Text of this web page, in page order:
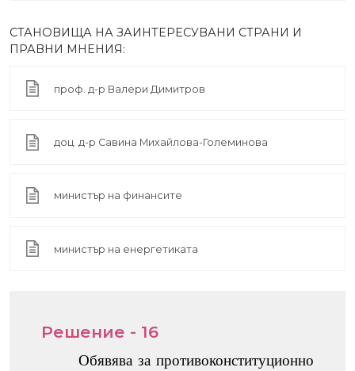
СТАНОВИЩА НА ЗАИНТЕРЕСУВАНИ СТРАНИ И
ПРАВНИ МНЕНИЯ:
проф. д-р Валери Димитров
доц. д-р Савина Михайлова-Големинова
министър на финансите
министър на енергетиката
Решение - 16
Обявява за противоконституционно